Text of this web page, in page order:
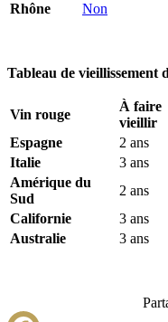
Rhône
Non
Tableau de vieillissement
Vin rouge
À faire
vieillir
Espagne
2 ans
Italie
3 ans
Amérique du
Sud
2 ans
Californie
3 ans
Australie
3 ans